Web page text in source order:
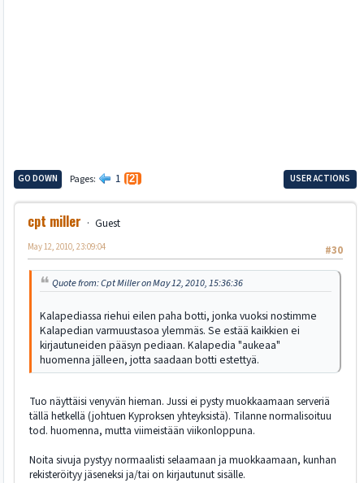
GO DOWN Pages 1 2 USER ACTIONS
cpt miller
Guest
#30
May 12, 2010, 23:09:04
Quote from: Cpt Miller on May 12, 2010, 15:36:36
Kalapediassa riehui eilen paha botti, jonka vuoksi nostimme
Kalapedian varmuustasoa ylemmäs. Se estää kaikkien ei
kirjautuneiden pääsyn pediaan. Kalapedia "aukeaa"
huomenna jälleen, jotta saadaan botti estettyä.
Tuo näyttäisi venyvän hieman. Jussi ei pysty muokkaamaan serveriä
tällä hetkellä (johtuen Kyproksen yhteyksistä). Tilanne normalisoituu
tod. huomenna, mutta viimeistään viikonloppuna.
Noita sivuja pystyy normaalisti selaamaan ja muokkaamaan, kunhan
rekisteröityy jäseneksi ja/tai on kirjautunut sisälle.